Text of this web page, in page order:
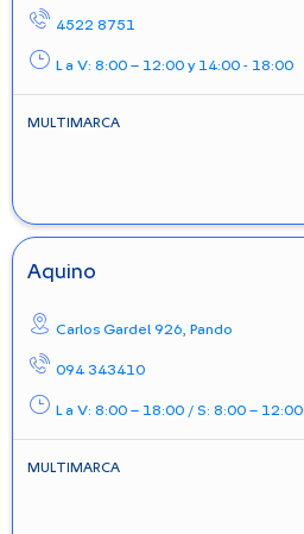
4522 8751
L a V: 8:00 – 12:00 y 14:00 - 18:00
MULTIMARCA
Aquino
Carlos Gardel 926, Pando
094 343410
L a V: 8:00 – 18:00 / S: 8:00 – 12:00
MULTIMARCA